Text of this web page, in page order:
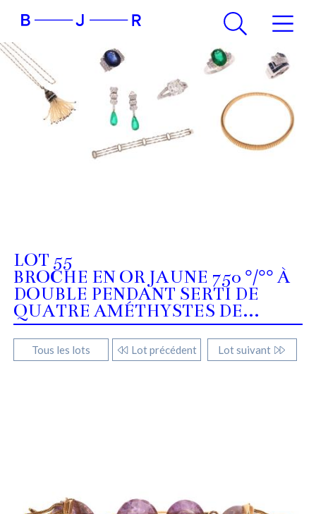
LOT 55
BROCHE EN OR JAUNE 750 °/°° À
DOUBLE PENDANT SERTI DE
QUATRE AMÉTHYSTES DE...
Tous les lots Lot précédent Lot suivant